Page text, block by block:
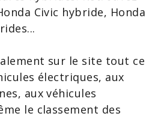
Civic hybride, Honda
sur le site tout ce
électriques, aux
auxvéhicules
le classement des